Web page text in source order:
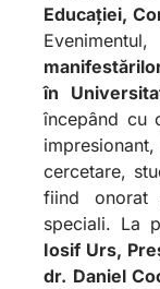
Educației,
în
începând cu
cercetare,
fiind onorat
speciali. La
Iosif Urs,
dr. Daniel